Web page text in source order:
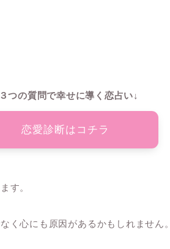
つの質問で幸せに導く恋占い↓
恋愛診断はコチラ
す。
く心にも原因があるかもしれません。